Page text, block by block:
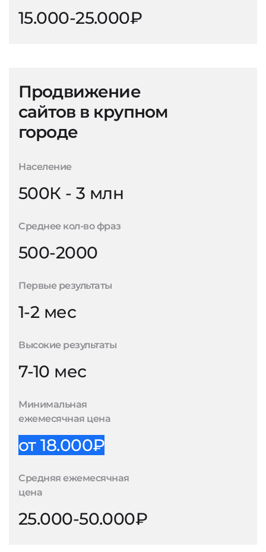
15.000-25.000₽
Продвижение
сайтов в крупном
городе
Население
500К - 3 млн
Среднее кол-во фраз
500-2000
Первые результаты
1-2 мес
Высокие результаты
7-10 мес
Минимальная
ежемесячная цена
от 18.000₽
Средняя ежемесячная
цена
25.000-50.000₽